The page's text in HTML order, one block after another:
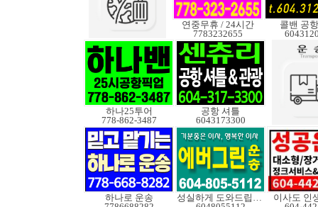
연중무휴 / 24시간
7783232655
콜밴 공
하나25투어
778-862-3487
공항 셔틀
6043173300
하나로 운송
성실하게 도와드립니다
이사도 인